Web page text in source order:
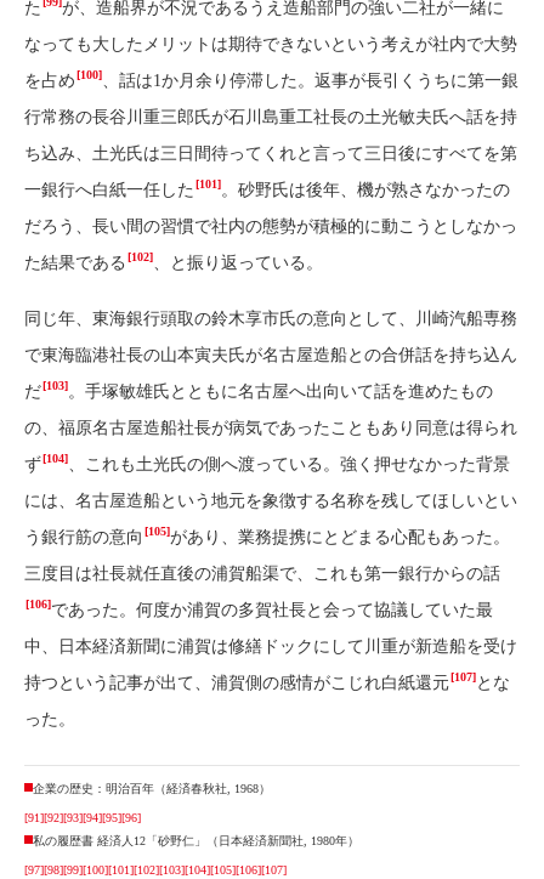
た
が、造船界が不況であるうえ造船部門の強い二社が一緒に
なっても大したメリットは期待できないという考えが社内で大勢
を占め [100]、話は1か月余り停滞した。返事が長引くうちに第一銀
行常務の長谷川重三郎氏が石川島重工社長の土光敏夫氏へ話を持
ち込み、土光氏は三日間待ってくれと言って三日後にすべてを第
一銀行へ白紙一任した [101]。砂野氏は後年、機が熟さなかったの
だろう、長い間の習慣で社内の態勢が積極的に動こうとしなかっ
た結果である [102]、と振り返っている。
同じ年、東海銀行頭取の鈴木享市氏の意向として、川崎汽船専務
で東海臨港社長の山本寅夫氏が名古屋造船との合併話を持ち込ん
だ [103]。手塚敏雄氏とともに名古屋へ出向いて話を進めたもの
の、福原名古屋造船社長が病気であったこともあり同意は得られ
ず [104]、これも土光氏の側へ渡っている。強く押せなかった背景
には、名古屋造船という地元を象徴する名称を残してほしいとい
う銀行筋の意向 [105]があり、業務提携にとどまる心配もあった。
三度目は社長就任直後の浦賀船渠で、これも第一銀行からの話
[106]であった。何度か浦賀の多賀社長と会って協議していた最
中、日本経済新聞に浦賀は修繕ドックにして川重が新造船を受け
持つという記事が出て、浦賀側の感情がこじれ白紙還元 [107] とな
った。
企業の歴史：明治百年（経済春秋社, 1968）
[91][92][93][94][95][96]
私の履歴書 経済人12「砂野仁」（日本経済新聞社, 1980年）
[97][98][99][100][101][102][103][104][105][106][107]